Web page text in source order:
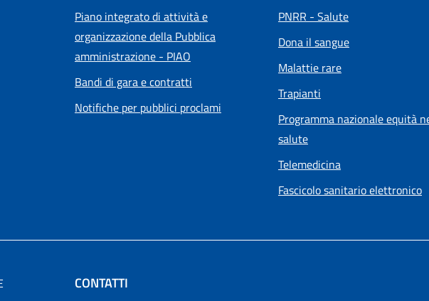
Piano integrato di attività e
organizzazione della Pubblica
amministrazione - PIAO
Bandi di gara e contratti
Notifiche per pubblici proclami
PNRR - Salute
Dona il sangue
Malattie rare
Trapianti
Programma nazionale equità
salute
Telemedicina
Fascicolo sanitario elettronico
CONTATTI